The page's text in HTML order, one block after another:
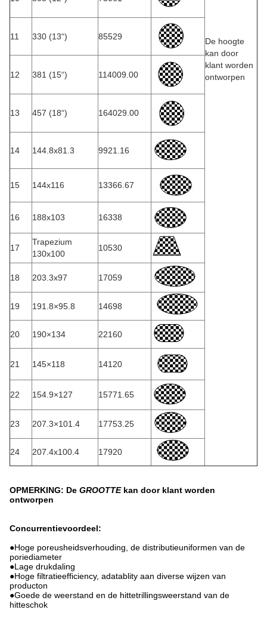
De hoogte
kan door
klant worden
ontworpen
11 330 (13“) 85529
12 381 (15“) 114009.00
13 457 (18“) 164029.00
14 144.8x81.3 9921.16
15 144x116 13366.67
16 188x103 16338
17
Trapezium
130x100
10530
18 203.3x97 17059
19 191.8×95.8 14698
20 190×134 22160
21 145×118 14120
22 154.9×127 15771.65
23 207.3×101.4 17753.25
24 207.4x100.4 17920
OPMERKING: De GROOTTEkan door klant worden
ontworpen
Concurrentievoordeel:
●Hoge poreusheidsverhouding, de distributieuniformen van de
poriediameter
●Lage drukdaling
●Hoge filtratieefficiency, adatablity aan diverse wijzen van
producton
●Goede de weerstand en de hittetrillingsweerstand van de
hitteschok